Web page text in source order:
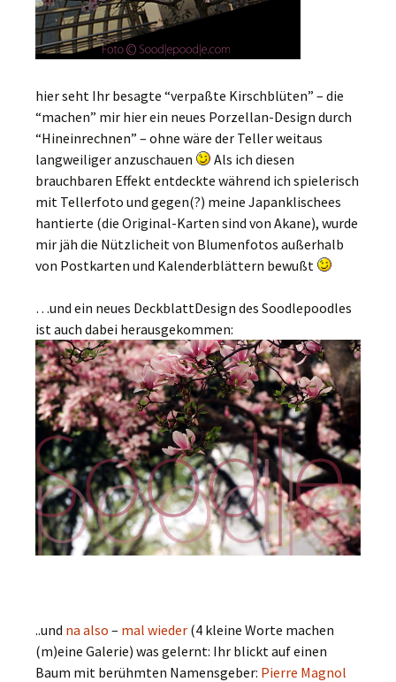
hier seht Ihr besagte “verpaßte Kirschblüten” – die
“machen” mir hier ein neues Porzellan-Design durch
“Hineinrechnen” – ohne wäre der Teller weitaus
langweiliger anzuschauen
Als ich diesen
brauchbaren Effekt entdeckte während ich spielerisch
mit Tellerfoto und gegen(?) meine Japanklischees
hantierte (die Original-Karten sind von Akane), wurde
mir jäh die Nützlicheit von Blumenfotos außerhalb
von Postkarten und Kalenderblättern bewußt
…und ein neues DeckblattDesign des Soodlepoodles
ist auch dabei herausgekommen:
..und na also – mal wieder (4 kleine Worte machen
(m)eine Galerie) was gelernt: Ihr blickt auf einen
Baum mit berühmten Namensgeber: Pierre Magnol